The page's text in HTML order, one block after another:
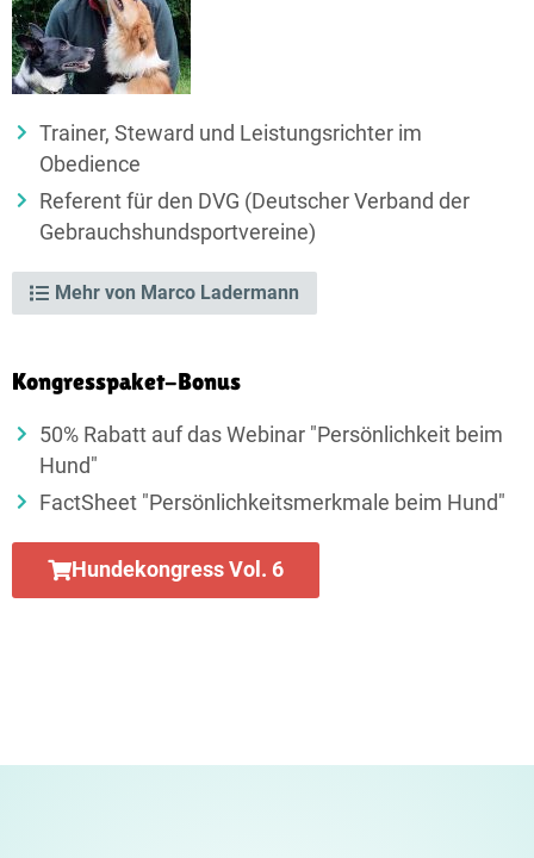
Trainer, Steward und Leistungs­richter im
Obedience
Referent für den DVG (Deutscher Verband der
Gebrauchs­hund­sport­vereine)
Mehr von Marco Ladermann
Kongresspaket-Bonus
50% Rabatt auf das Webinar "Persönlichkeit beim
Hund"
FactSheet "Persönlich­keits­merkmale beim Hund"
Hundekongress Vol. 6